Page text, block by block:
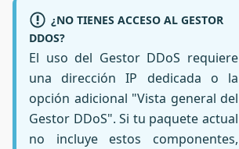
¿NO TIENES ACCESO AL GESTOR
DDOS?
El uso del Gestor DDoS requiere
una dirección IP dedicada o la
opción adicional "Vista general del
Gestor DDoS". Si tu paquete actual
no incluye estos componentes,